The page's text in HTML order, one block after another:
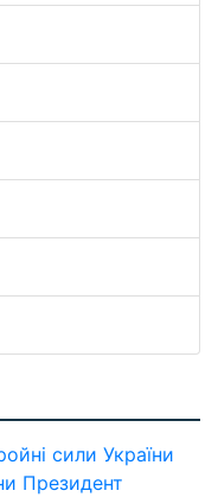
сили України
Президент